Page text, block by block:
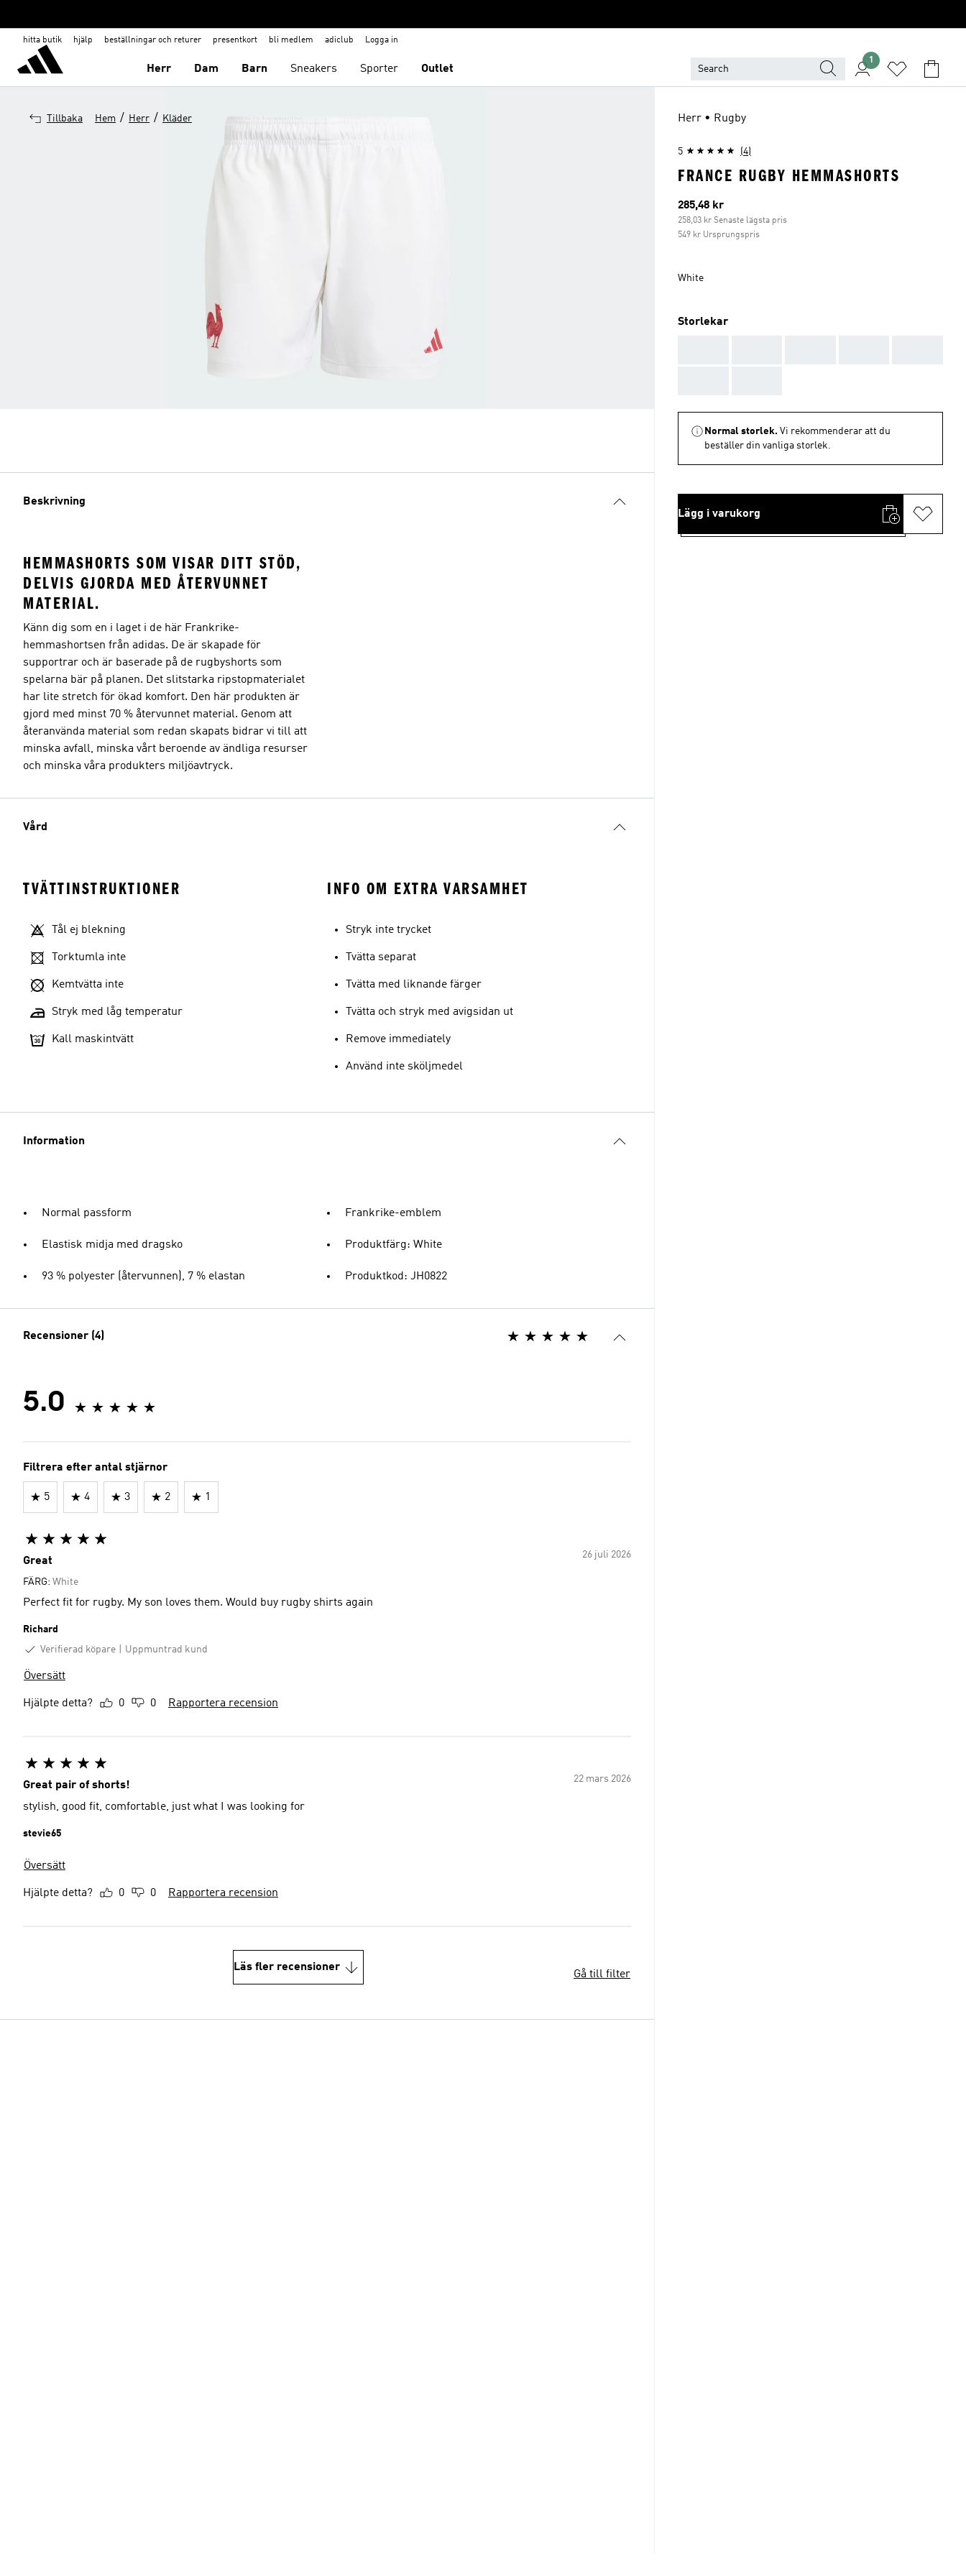
hitta butik hjälp beställningar och returer presentkort bli medlem adiclub Logga in
Herr Dam Barn Sneakers Sporter Outlet
1
Tillbaka Hem / Herr / Kläder
Beskrivning
HEMMASHORTS SOM VISAR DITT STÖD,
DELVIS GJORDA MED ÅTERVUNNET
MATERIAL.
Känn dig som en i laget i de här Frankrike-
hemmashortsen från adidas. De är skapade för
supportrar och är baserade på de rugbyshorts som
spelarna bär på planen. Det slitstarka ripstopmaterialet
har lite stretch för ökad komfort. Den här produkten är
gjord med minst 70 % återvunnet material. Genom att
återanvända material som redan skapats bidrar vi till att
minska avfall, minska vårt beroende av ändliga resurser
och minska våra produkters miljöavtryck.
Vård
TVÄTTINSTRUKTIONER
Tål ej blekning
Torktumla inte
Kemtvätta inte
Stryk med låg temperatur
Kall maskintvätt
INFO OM EXTRA VARSAMHET
Stryk inte trycket
Tvätta separat
Tvätta med liknande färger
Tvätta och stryk med avigsidan ut
Remove immediately
Använd inte sköljmedel
Information
Normal passform
Elastisk midja med dragsko
93 % polyester (återvunnen), 7 % elastan
Frankrike-emblem
Produktfärg: White
Produktkod: JH0822
Recensioner (4)
5.0
Filtrera efter antal stjärnor
5 4 3 2 1
26 juli 2026
Great
FÄRG: White
Perfect fit for rugby. My son loves them. Would buy rugby shirts again
Richard
Verifierad köpare
Uppmuntrad kund
Översätt
Hjälpte detta? 0 0 Rapportera recension
22 mars 2026
Great pair of shorts!
stylish, good fit, comfortable, just what I was looking for
stevie65
Översätt
Hjälpte detta? 0 0 Rapportera recension
Läs fler recensioner
Gå till filter
Herr • Rugby
5 (4)
FRANCE RUGBY HEMMASHORTS
Aktuellt pris
285,48 kr
258,03 kr Senaste lägsta pris
549 kr Ursprungspris
White
Storlekar
Normal storlek. Vi rekommenderar att du
beställer din vanliga storlek.
Lägg i varukorg